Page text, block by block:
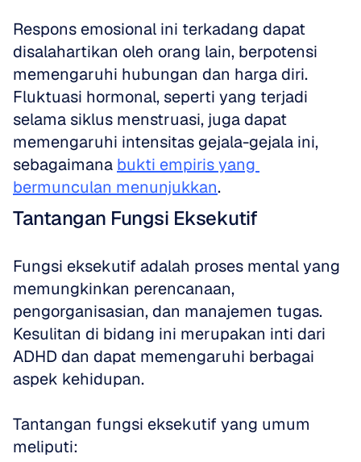
Respons emosional ini terkadang dapat
disalahartikan oleh orang lain, berpotensi
memengaruhi hubungan dan harga diri.
Fluktuasi hormonal, seperti yang terjadi
selama siklus menstruasi, juga dapat
memengaruhi intensitas gejala-gejala ini,
sebagaimana bukti empiris yang
bermunculan menunjukkan.
Tantangan Fungsi Eksekutif
Fungsi eksekutif adalah proses mental yang
memungkinkan perencanaan,
pengorganisasian, dan manajemen tugas.
Kesulitan di bidang ini merupakan inti dari
ADHD dan dapat memengaruhi berbagai
aspek kehidupan.
Tantangan fungsi eksekutif yang umum
meliputi: